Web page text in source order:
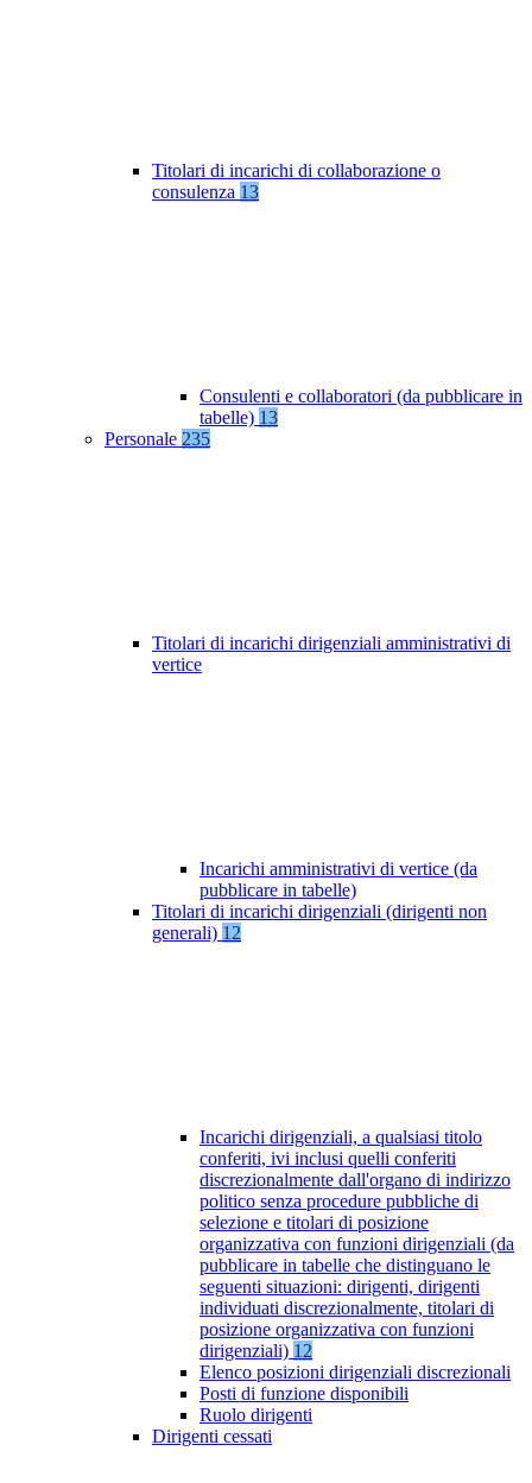
Titolari di incarichi di collaborazione o
consulenza 13
Consulenti e collaboratori (da pubblicare in
tabelle) 13
Personale 235
Titolari di incarichi dirigenziali amministrativi di
vertice
Incarichi amministrativi di vertice (da
pubblicare in tabelle)
Titolari di incarichi dirigenziali (dirigenti non
generali) 12
Incarichi dirigenziali, a qualsiasi titolo
conferiti, ivi inclusi quelli conferiti
discrezionalmente dall'organo di indirizzo
politico senza procedure pubbliche di
selezione e titolari di posizione
organizzativa con funzioni dirigenziali (da
pubblicare in tabelle che distinguano le
seguenti situazioni: dirigenti, dirigenti
individuati discrezionalmente, titolari di
posizione organizzativa con funzioni
dirigenziali) 12
Elenco posizioni dirigenziali discrezionali
Posti di funzione disponibili
Ruolo dirigenti
Dirigenti cessati